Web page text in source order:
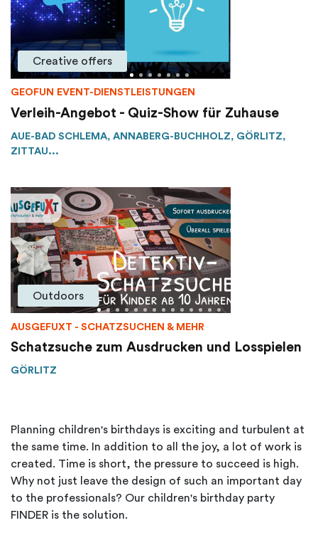
Creative offers
GEOFUN EVENT-DIENSTLEISTUNGEN
Verleih-Angebot - Quiz-Show für Zuhause
AUE-BAD SCHLEMA, ANNABERG-BUCHHOLZ, GÖRLITZ,
ZITTAU...
Outdoors
AUSGEFUXT - SCHATZSUCHEN & MEHR
Schatzsuche zum Ausdrucken und Losspielen
GÖRLITZ
Planning children's birthdays is exciting and turbulent at
the same time. In addition to all the joy, a lot of work is
created. Time is short, the pressure to succeed is high.
Why not just leave the design of such an important day
to the professionals? Our children's birthday party
FINDER is the solution.